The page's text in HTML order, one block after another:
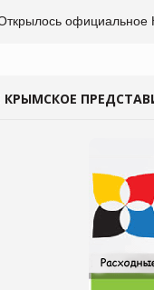
официальное